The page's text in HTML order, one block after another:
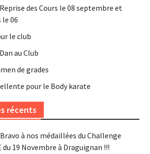
des Cours le 08 septembre et
le 06
le club
au Club
de grades
pour le Body karate
récents
Bravo à nos médaillées du Challenge
du 19 Novembre à Draguignan !!!